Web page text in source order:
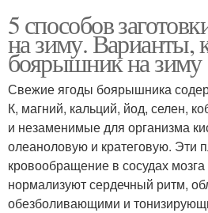
5 способов
на зиму. Варианты,
боярышник на зиму
Свежие ягоды боярышника
К, магний, кальций, йод, селен,
и незаменимые для организма
олеаноловую и кратеговую. Эти
кровообращение в сосудах
нормализуют сердечный ритм,
обезболивающими и